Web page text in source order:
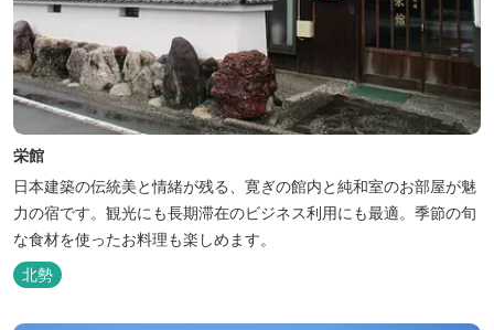
栄館
日本建築の伝統美と情緒が残る、寛ぎの館内と純和室のお部屋が魅
力の宿です。観光にも長期滞在のビジネス利用にも最適。季節の旬
な食材を使ったお料理も楽しめます。
北勢